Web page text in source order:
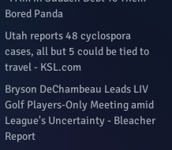
Bored Panda
Utah reports 48 cyclospora
cases, all but 5 could be tied to
travel - KSL.com
Bryson DeChambeau Leads LIV
Golf Players-Only Meeting amid
League's Uncertainty - Bleacher
Report